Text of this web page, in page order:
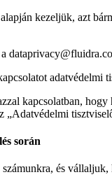
kezeljük, azt
kapcsolatban,
során
és